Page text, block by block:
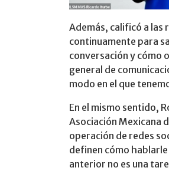
Además, calificó a las
continuamente para
conversación y cómo
general de
modo en el que
En el mismo sentido,
Asociación Mexicana
operación de redes
definen cómo hablarle
anterior no es una